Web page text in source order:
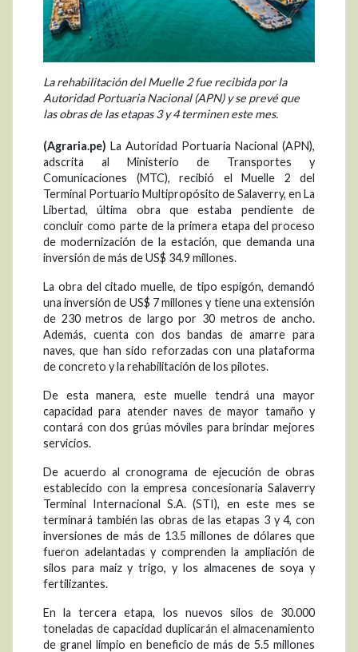
La rehabilitación del Muelle 2 fue recibida por la
Autoridad Portuaria Nacional (APN) y se prevé que
las obras de las etapas 3 y 4 terminen este mes.
(Agraria.pe) La Autoridad Portuaria Nacional (APN),
adscrita al Ministerio de Transportes y
Comunicaciones (MTC), recibió el Muelle 2 del
Terminal Portuario Multipropósito de Salaverry, en La
Libertad, última obra que estaba pendiente de
concluir como parte de la primera etapa del proceso
de modernización de la estación, que demanda una
inversión de más de US$ 34.9 millones.
La obra del citado muelle, de tipo espigón, demandó
una inversión de US$ 7 millones y tiene una extensión
de 230 metros de largo por 30 metros de ancho.
Además, cuenta con dos bandas de amarre para
naves, que han sido reforzadas con una plataforma
de concreto y la rehabilitación de los pilotes.
De esta manera, este muelle tendrá una mayor
capacidad para atender naves de mayor tamaño y
contará con dos grúas móviles para brindar mejores
servicios.
De acuerdo al cronograma de ejecución de obras
establecido con la empresa concesionaria Salaverry
Terminal Internacional S.A. (STI), en este mes se
terminará también las obras de las etapas 3 y 4, con
inversiones de más de 13.5 millones de dólares que
fueron adelantadas y comprenden la ampliación de
silos para maíz y trigo, y los almacenes de soya y
fertilizantes.
En la tercera etapa, los nuevos silos de 30.000
toneladas de capacidad duplicarán el almacenamiento
de granel limpio en beneficio de más de 5.5 millones